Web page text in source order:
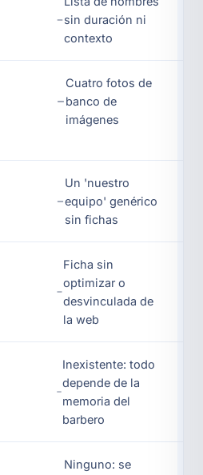
sin duración ni
contexto
Cuatro fotos de
banco de
imágenes
Un 'nuestro
equipo' genérico
sin fichas
Ficha sin
optimizar o
desvinculada de
la web
Inexistente: todo
depende de la
memoria del
barbero
Ninguno: se